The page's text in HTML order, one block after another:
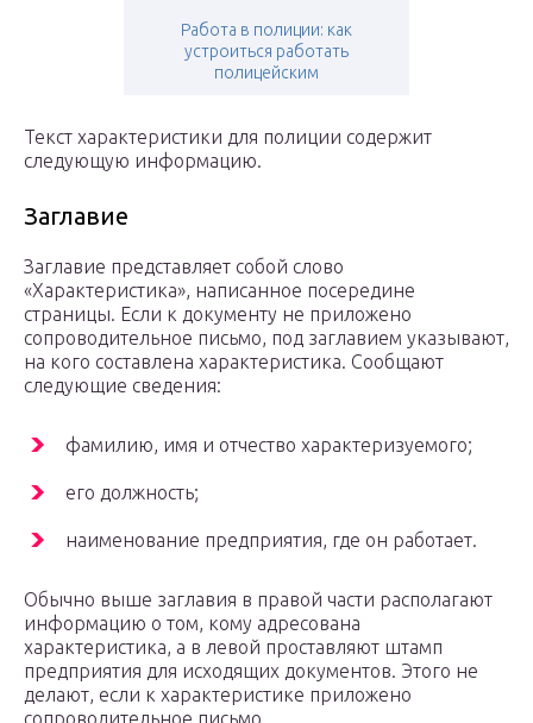
Работа в полиции: как
устроиться работать
полицейским
Текст характеристики для полиции содержит
следующую информацию.
Заглавие
Заглавие представляет собой слово
«Характеристика», написанное посередине
страницы. Если к документу не приложено
сопроводительное письмо, под заглавием указывают,
на кого составлена характеристика. Сообщают
следующие сведения:
фамилию, имя и отчество характеризуемого;
его должность;
наименование предприятия, где он работает.
Обычно выше заглавия в правой части располагают
информацию о том, кому адресована
характеристика, а в левой проставляют штамп
предприятия для исходящих документов. Этого не
делают, если к характеристике приложено
сопроводительное письмо.